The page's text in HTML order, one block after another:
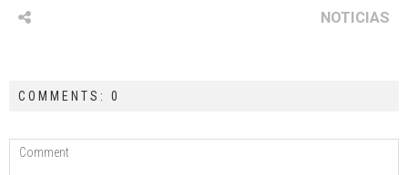
NOTICIAS
COMMENTS: 0